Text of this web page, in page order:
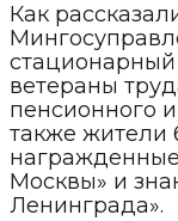
Как
стационарный
ветераны
пенсионного
также жители
Москвы» и
Ленинграда».